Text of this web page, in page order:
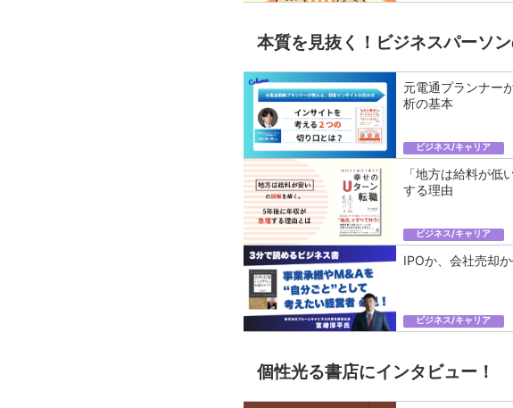
本質を見抜く！ビジネスパーソ
元電通プランナー
析の基本
ビジネス/キャリア
「地方は給料が
する理由
ビジネス/キャリア
IPOか、会社売却
ビジネス/キャリア
個性光る書店にインタビュー！